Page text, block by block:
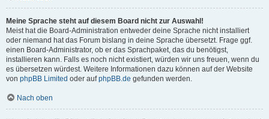
Meine Sprache steht auf diesem Board nicht zur Auswahl!
Meist hat die Board-Administration entweder deine Sprache nicht installiert
oder niemand hat das Forum bislang in deine Sprache übersetzt. Frage ggf.
einen Board-Administrator, ob er das Sprachpaket, das du benötigst,
installieren kann. Falls es noch nicht existiert, würden wir uns freuen, wenn du
es übersetzen würdest. Weitere Informationen dazu können auf der Website
von phpBB Limited oder aufphpBB.de gefunden werden.
Nach oben